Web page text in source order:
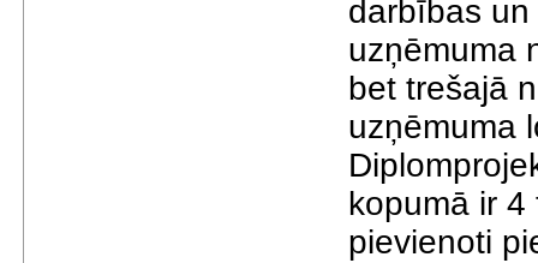
darbības
uzņēmuma
bet trešajā
uzņēmuma
kopumā ir
pievienoti